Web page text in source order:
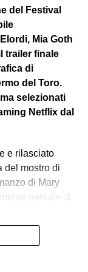
Nerache lo
In una di
Romanoff
una
è
nello
ha
e letali per
sistemi
del Festival
Mia Goth
trailer finale
di
del Toro.
selezionati
Netflix dal
e rilasciato
del mostro di
di Mary
geniale di
è riuscito a